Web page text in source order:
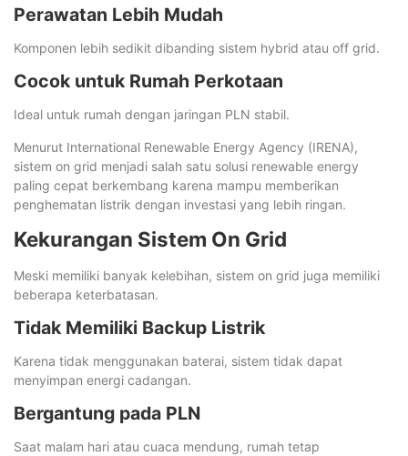
Perawatan Lebih Mudah
Komponen lebih sedikit dibanding sistem hybrid atau off grid.
Cocok untuk Rumah Perkotaan
Ideal untuk rumah dengan jaringan PLN stabil.
Menurut International Renewable Energy Agency (IRENA),
sistem on grid menjadi salah satu solusi renewable energy
paling cepat berkembang karena mampu memberikan
penghematan listrik dengan investasi yang lebih ringan.
Kekurangan Sistem On Grid
Meski memiliki banyak kelebihan, sistem on grid juga memiliki
beberapa keterbatasan.
Tidak Memiliki Backup Listrik
Karena tidak menggunakan baterai, sistem tidak dapat
menyimpan energi cadangan.
Bergantung pada PLN
Saat malam hari atau cuaca mendung, rumah tetap